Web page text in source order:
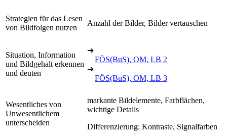
Strategien für das Lesen
von Bildfolgen nutzen
Anzahl der Bilder, Bilder vertauschen
Situation, Information
und Bildgehalt erkennen
und deuten
➔
FÖS(BuS), OM, LB 2
➔
FÖS(BuS), OM, LB 3
Wesentliches von
Unwesentlichem
unterscheiden
markante Bildelemente, Farbflächen,
wichtige Details
Differenzierung: Kontraste, Signalfarben